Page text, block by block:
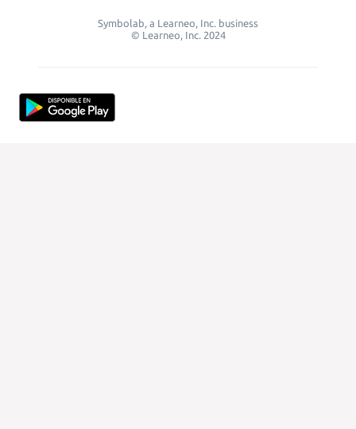
Symbolab, a Learneo, Inc. business
© Learneo, Inc. 2024